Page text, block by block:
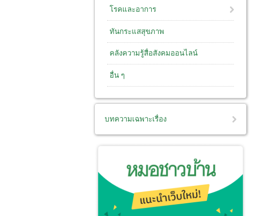
โรคและอาการ
ทันกระแสสุขภาพ
คลังความรู้สื่อสังคมออนไลน์
อื่น ๆ
บทความเฉพาะเรื่อง